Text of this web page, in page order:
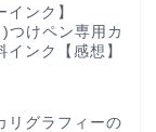
インク】
つけペン専用カ
インク【感想】
リグラフィーの